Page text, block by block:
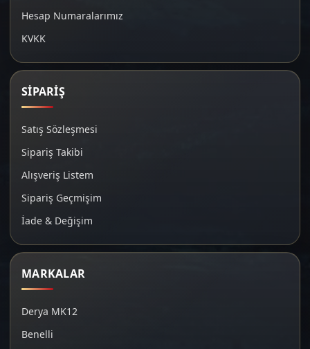
Hesap Numaralarımız
KVKK
SİPARİŞ
Satış Sözleşmesi
Sipariş Takibi
Alışveriş Listem
Sipariş Geçmişim
İade & Değişim
MARKALAR
Derya MK12
Benelli